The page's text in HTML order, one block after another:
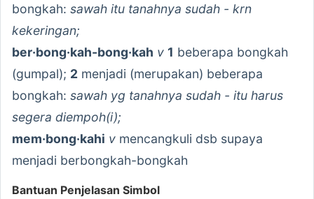
bongkah: sawah itu tanahnya sudah - krn
kekeringan;
ber·bong·kah-bong·kah v 1 beberapa bongkah
(gumpal); 2 menjadi (merupakan) beberapa
bongkah: sawah yg tanahnya sudah - itu harus
segera diempoh(i);
mem·bong·kahi v mencangkuli dsb supaya
menjadi berbongkah-bongkah
Bantuan Penjelasan Simbol